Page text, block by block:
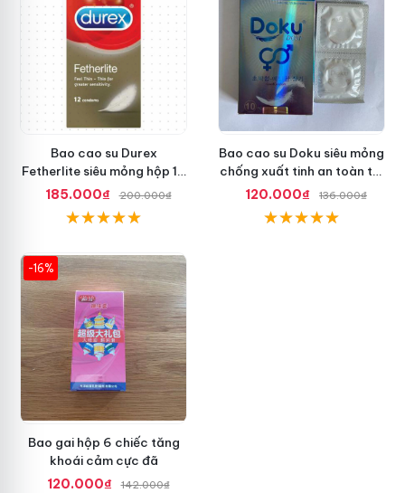
Bao cao su Durex
Fetherlite siêu mỏng hộp 12
cái, an toàn
185.000₫ 200.000₫
Bao cao su Doku siêu mỏng
chống xuất tinh an toàn tối
ưu
120.000₫ 136.000₫
-16%
Bao gai hộp 6 chiếc tăng
khoái cảm cực đã
120.000₫
142.000₫